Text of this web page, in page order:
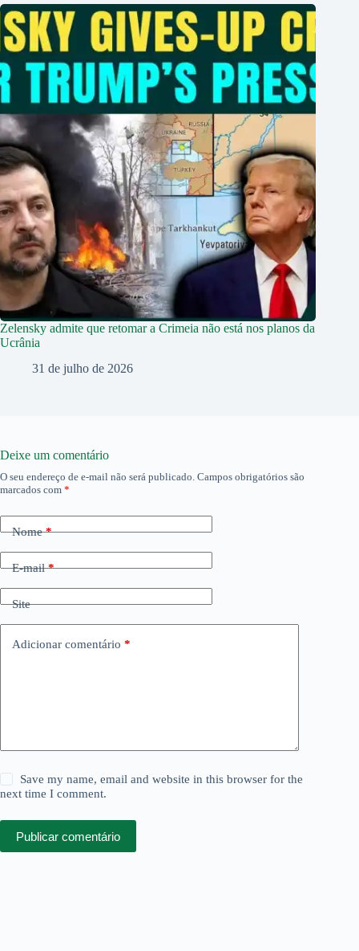
Zelensky admite que retomar a Crimeia não está nos planos da
Ucrânia
31 de julho de 2026
Deixe um comentário
O seu endereço de e-mail não será publicado. Campos obrigatórios são
marcados com *
Nome*
E-mail*
Site
Adicionar comentário *
Save my name, email and website in this browser for the
next time I comment.
Publicar comentário